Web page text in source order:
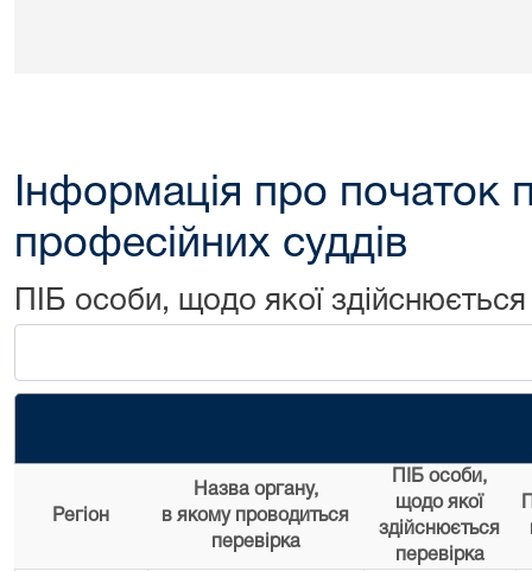
Інформація про початок
професійних суддів
ПІБ особи, щодо якої здійснюється
Регіон
Назва органу,
в якому проводиться
перевірка
ПІБ особи,
щодо якої
здійснюється
перевірка